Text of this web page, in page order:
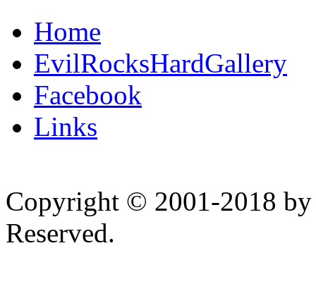
Home
EvilRocksHardGallery
Facebook
Links
Copyright © 2001-2018
Reserved.